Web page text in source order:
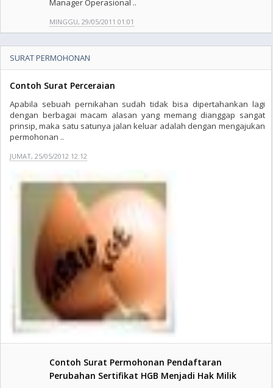
Manager Operasional ..
MINGGU, 29/05/2011 01:01
SURAT PERMOHONAN
Contoh Surat Perceraian
Apabila sebuah pernikahan sudah tidak bisa dipertahankan lagi
dengan berbagai macam alasan yang memang dianggap sangat
prinsip, maka satu satunya jalan keluar adalah dengan mengajukan
permohonan ..
JUMAT, 25/05/2012 12:12
Contoh Surat Permohonan Pendaftaran
Perubahan Sertifikat HGB Menjadi Hak Milik